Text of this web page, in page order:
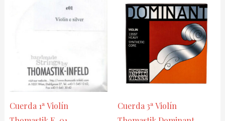
Cuerda 1ª Violín
Cuerda 3ª Violín